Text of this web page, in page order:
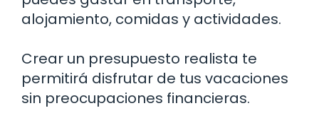
alojamiento, comidas y actividades.
Crear un presupuesto realista te
permitirá disfrutar de tus vacaciones
sin preocupaciones financieras.